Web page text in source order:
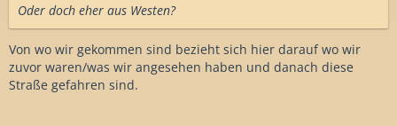
Oder doch eher aus Westen?
Von wo wir gekommen sind bezieht sich hier darauf wo wir
zuvor waren/was wir angesehen haben und danach diese
Straße gefahren sind.